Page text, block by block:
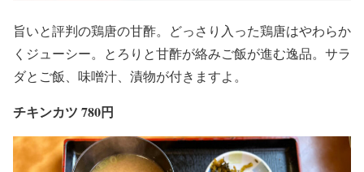
旨いと評判の鶏唐の甘酢。どっさり入った鶏唐はやわらか
くジューシー。とろりと甘酢が絡みご飯が進む逸品。サラ
ダとご飯、味噌汁、漬物が付きますよ。
チキンカツ 780円